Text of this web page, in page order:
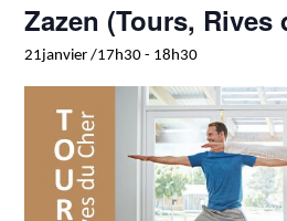
Zazen (Tours, Rives
21janvier /17h30 - 18h30